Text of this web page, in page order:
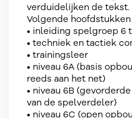
verduidelijken de tekst.
Volgende
• inleiding spelgroep 6
• techniek en tactiek
• trainingsleer
• niveau 6A (basis
reeds aan het net)
• niveau 6B
van de spelverdeler)
• niveau 6C (open